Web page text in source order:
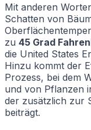
Mit anderen
Schatten von
zu 45 Grad
die United States
Hinzu kommt der
Prozess, bei dem
und von Pflanzen
der zusätzlich zur
beiträgt.